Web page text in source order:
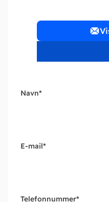
Navn*
E-mail*
Telefonnummer*